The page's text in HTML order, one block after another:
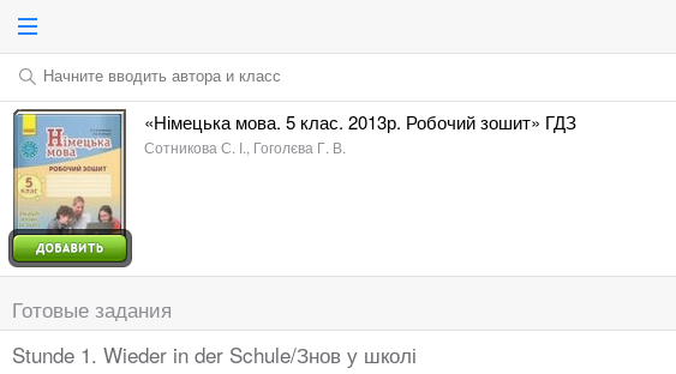
Начните вводить автора и класс
«Німецька мова. 5 клас. 2013р. Робочий зошит» ГДЗ
Сотникова С. І., Гоголєва Г. В.
Готовые задания
Stunde 1. Wieder in der Schule/Знов у школі